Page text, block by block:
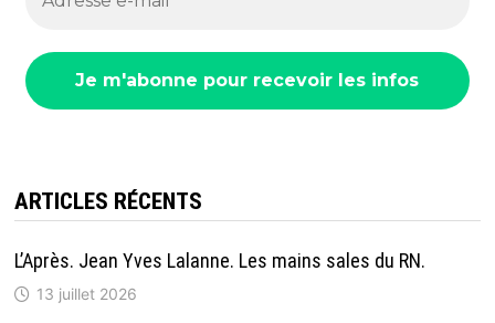
ARTICLES RÉCENTS
L’Après. Jean Yves Lalanne. Les mains sales du RN.
13 juillet 2026